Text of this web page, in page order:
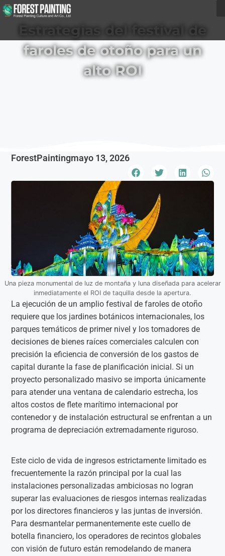
Estrategias del festival de
faroles de otoño para un
alto ROI
ForestPaintingmayo 13, 2026
Una pieza monumental de luz de montaña y luna diseñada para acelerar
inmediatamente el ROI de taquilla desde la apertura.
La ejecución de un amplio festival de faroles de otoño
requiere que los jardines botánicos internacionales, los
parques temáticos de primer nivel y los tomadores de
decisiones de bienes raíces comerciales calculen con
precisión la eficiencia de conversión de los gastos de
capital durante la fase de planificación inicial. Si un
proyecto personalizado masivo se importa únicamente
para atender una ventana de calendario estrecha, los
altos costos de flete marítimo internacional por
contenedor y de instalación estructural se enfrentan a un
programa de depreciación extremadamente riguroso.
Este ciclo de vida de ingresos estrictamente limitado es
frecuentemente la razón principal por la cual las
instalaciones personalizadas ambiciosas no logran
superar las evaluaciones de riesgos internas realizadas
por los directores financieros y las juntas de inversión.
Para desmantelar permanentemente este cuello de
botella financiero, los operadores de recintos globales
con visión de futuro están remodelando de manera